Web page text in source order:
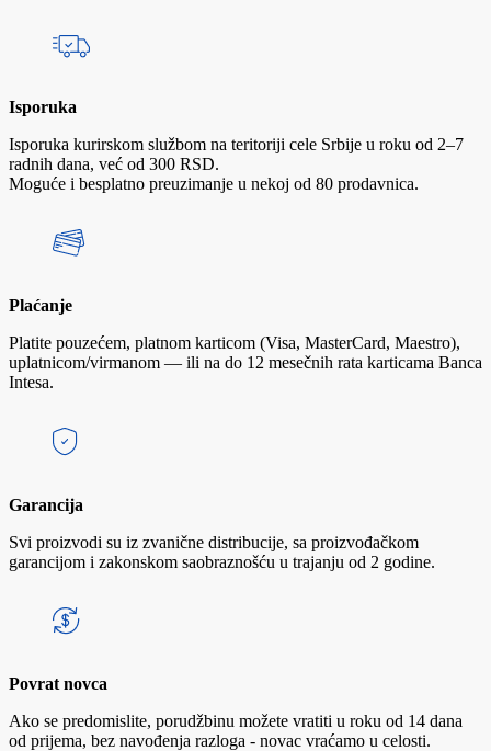
Isporuka
Isporuka kurirskom službom na teritoriji cele Srbije u roku od 2–7
radnih dana, već od 300 RSD.
Moguće i besplatno preuzimanje u nekoj od 80 prodavnica.
Plaćanje
Platite pouzećem, platnom karticom (Visa, MasterCard, Maestro),
uplatnicom/virmanom — ili na do 12 mesečnih rata karticama Banca
Intesa.
Garancija
Svi proizvodi su iz zvanične distribucije, sa proizvođačkom
garancijom i zakonskom saobraznošću u trajanju od 2 godine.
Povrat novca
Ako se predomislite, porudžbinu možete vratiti u roku od 14 dana
od prijema, bez navođenja razloga - novac vraćamo u celosti.